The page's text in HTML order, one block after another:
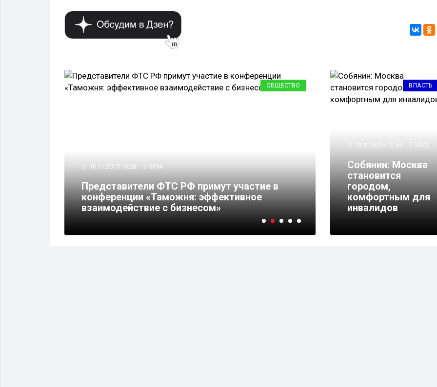
ОБЩЕСТВО
16.11.2015 16:28 5394
Представители ФТС РФ примут участие в
конференции «Таможня: эффективное
взаимодействие с бизнесом»
16.11.2015 16:01
Никифоров заявил,
неразумна
ВЛАСТЬ
12.11.2015 12:54 5373
Собянин: Москва
становится
городом,
комфортным для
инвалидов